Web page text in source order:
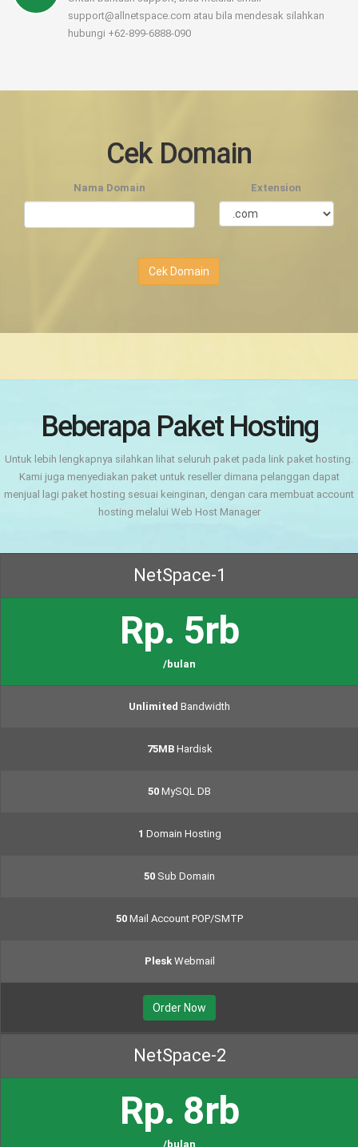
support@allnetspace.com atau bila mendesak silahkan
hubungi +62-899-6888-090
Cek Domain
Nama Domain Extension
Cek Domain
Beberapa Paket Hosting
Untuk lebih lengkapnya silahkan lihat seluruh paket pada link paket hosting.
Kami juga menyediakan paket untuk reseller dimana pelanggan dapat
menjual lagi paket hosting sesuai keinginan, dengan cara membuat account
hosting melalui Web Host Manager
NetSpace-1
Rp. 5rb
/bulan
Unlimited Bandwidth
75MBHardisk
50 MySQL DB
1 Domain Hosting
50 Sub Domain
50 Mail Account POP/SMTP
PleskWebmail
Order Now
NetSpace-2
Rp. 8rb
/bulan